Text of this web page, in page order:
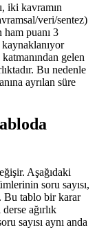
iki kavramın
veri/sentez)
puanı 3
kaynaklanıyor
gelen
Bu nedenle
ayrılan süre
Aşağıdaki
soru sayısı,
Bu tablo bir karar
ağırlık
sayısı aynı anda